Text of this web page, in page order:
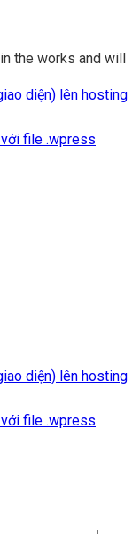
diện) lên hosting
file .wpress
the works and will
diện) lên hosting
file .wpress